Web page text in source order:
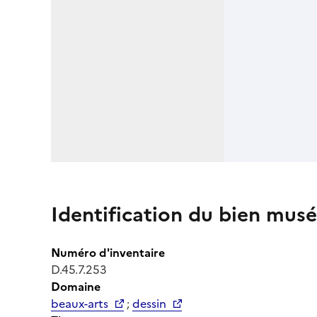
Identification du bien
Numéro d'inventaire
D.45.7.253
Domaine
beaux-arts
;dessin